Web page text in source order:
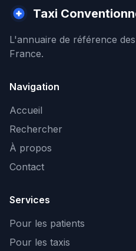
Taxi
L'annuaire de référence
France.
Navigation
Accueil
Rechercher
À propos
Contact
Services
Pour les patients
Pour les taxis